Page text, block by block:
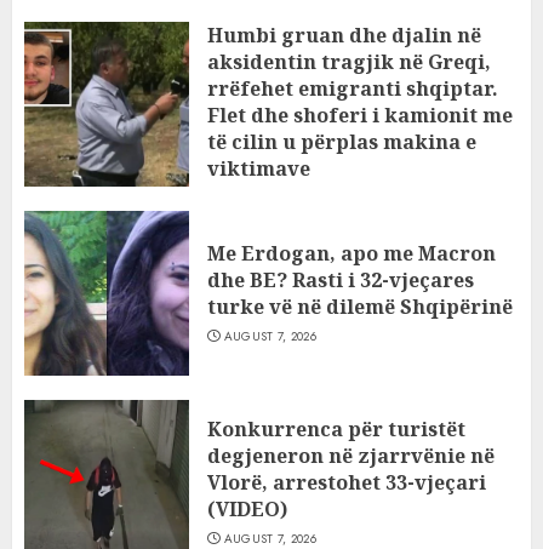
Humbi gruan dhe djalin në
aksidentin tragjik në Greqi,
rrëfehet emigranti shqiptar.
Flet dhe shoferi i kamionit me
të cilin u përplas makina e
viktimave
Me Erdogan, apo me Macron
dhe BE? Rasti i 32-vjeçares
turke vë në dilemë Shqipërinë
AUGUST 7, 2026
Konkurrenca për turistët
degjeneron në zjarrvënie në
Vlorë, arrestohet 33-vjeçari
(VIDEO)
AUGUST 7, 2026